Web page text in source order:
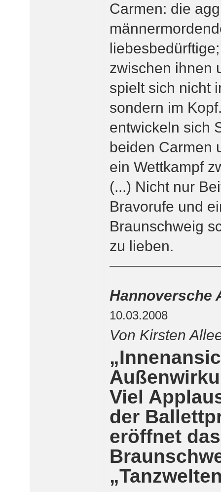
Carmen: die
zwischen ihnen
spielt sich nicht
sondern im
entwickeln sich
beiden Carmen
ein Wettkampf
(...) Nicht nur
Bravorufe und
Braunschweig
zu lieben.
Hannoversche
10.03.2008
Von Kirsten
Viel
der
eröffnet